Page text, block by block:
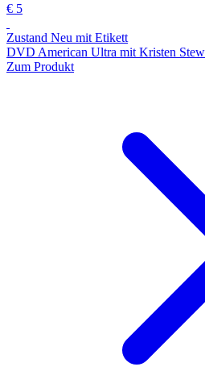
€ 5
Zustand Neu mit Etikett
DVD American Ultra mit Kristen
Zum Produkt